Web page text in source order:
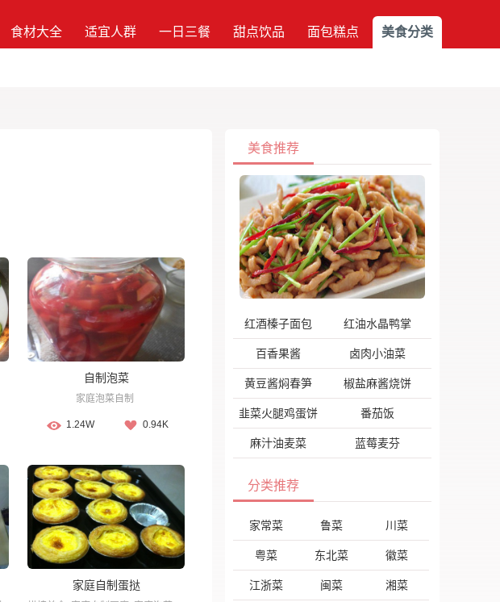
食材大全 适宜人群 一日三餐 甜点饮品 面包糕点 美食分类
自制泡菜
家庭泡菜自制
1.24W 0.94K
家庭自制蛋挞
美食推荐
红酒榛子面包 红油水晶鸭掌
百香果酱 卤肉小油菜
黄豆酱焖春笋 椒盐麻酱烧饼
韭菜火腿鸡蛋饼 番茄饭
麻汁油麦菜 蓝莓麦芬
分类推荐
家常菜 鲁菜 川菜
粤菜 东北菜 徽菜
江浙菜 闽菜 湘菜